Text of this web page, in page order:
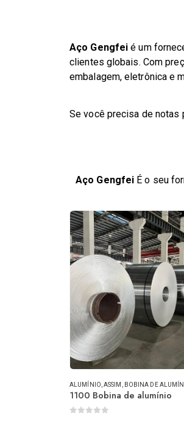
Aço Gengfei é um
clientes globais. Com
embalagem, eletrônica e
Se você precisa de notas
Aço Gengfei É o seu
ALUMÍNIO, ASSIM, BOBINA DE
1100 Bobina de alumínio